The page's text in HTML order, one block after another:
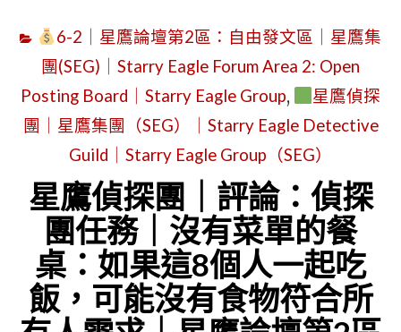
FRENCH
FRIES
CAN’T
SAVE
THIS
DINNER:
EIGHT
DINERS
AND
THEIR
探
團
｜
評
論：
偵
探
團
任
務
｜
6-2｜星鷹論壇第2區：自由發文區｜星鷹集
團(SEG)｜Starry Eagle Forum Area 2: Open
Posting Board｜Starry Eagle Group,
星鷹偵探
團｜星鷹集團（SEG）｜Starry Eagle Detective
Guild｜Starry Eagle Group（SEG）
星鷹偵探團｜評論：偵探
團任務｜沒有菜單的餐
桌：如果這8個人一起吃
飯，可能沒有食物符合所